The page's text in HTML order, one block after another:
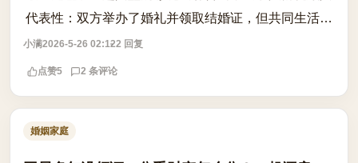
代表性：双方举办了婚礼并领取结婚证，但共同生活时
间极短，仅数月便因性格不合分居并起诉离婚。女方父
母认为钱已花掉，男方则坚持要求全额返...
小满2026-5-26 02:122 回复
点赞5 2 条评论
婚姻家庭